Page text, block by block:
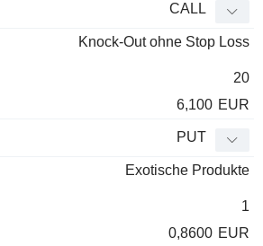
CALL
Knock-Out ohne Stop Loss
20
6,100 EUR
PUT
Exotische Produkte
1
0,8600 EUR